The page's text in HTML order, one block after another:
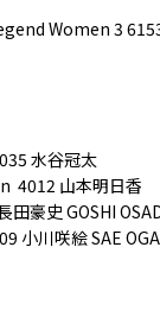
Women 3
水谷冠太
4012 山本明日香
豪史 GOSHI
小川咲絵 SAE